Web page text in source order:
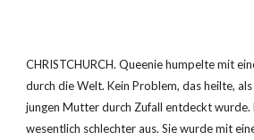
CHRISTCHURCH. Queenie humpelte mit
durch die Welt. Kein Problem, das heilte,
jungen Mutter durch Zufall entdeckt wurde.
wesentlich schlechter aus. Sie wurde mit